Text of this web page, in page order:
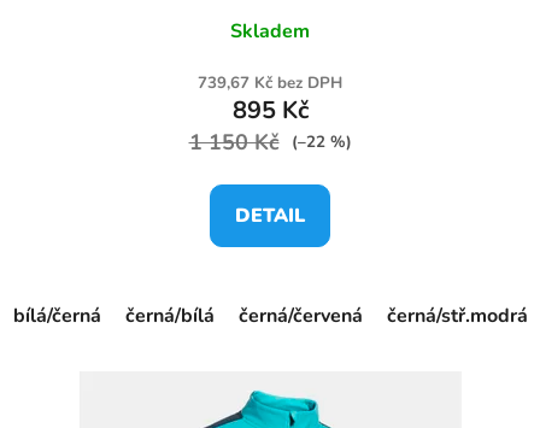
Skladem
739,67 Kč bez DPH
895 Kč
1 150 Kč (–22 %)
DETAIL
bílá/černá černá/bílá černá/červená černá/stř.modrá